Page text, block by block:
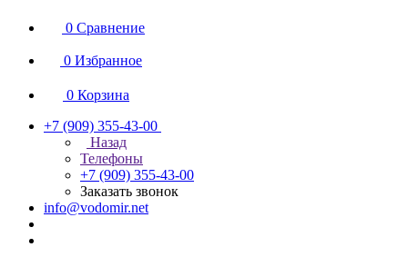
0 Сравнение
0 Избранное
0 Корзина
+7 (909) 355-43-00
Назад
Телефоны
+7 (909) 355-43-00
Заказать звонок
info@vodomir.net